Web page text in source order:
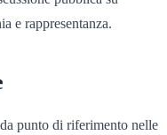
e rappresentanza.
punto di riferimento nelle